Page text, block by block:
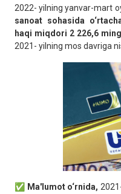
2022- yilning yanvar-mart
sanoat sohasida
haqi miqdori 2 226,6
2021- yilning mos davriga
✅ Ma'lumot o‘rnida,